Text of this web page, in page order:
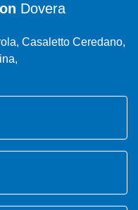
Dovera
Casaletto Ceredano,